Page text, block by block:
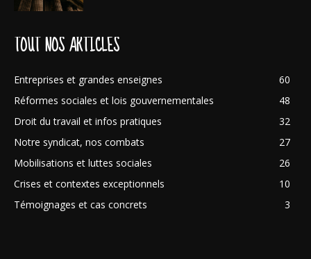
TOUT NOS ARTICLES
Entreprises et grandes enseignes
60
Réformes sociales et lois gouvernementales
48
Droit du travail et infos pratiques
32
Notre syndicat, nos combats
27
Mobilisations et luttes sociales
26
Crises et contextes exceptionnels
10
Témoignages et cas concrets
3